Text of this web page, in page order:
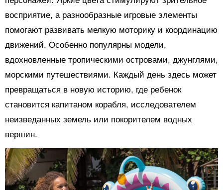
восприятие, а разнообразные игровые элементы
помогают развивать мелкую моторику и координацию
движений. Особенно популярны модели,
вдохновленные тропическими островами, джунглями,
морскими путешествиями. Каждый день здесь может
превращаться в новую историю, где ребенок
становится капитаном корабля, исследователем
неизведанных земель или покорителем водных
вершин.